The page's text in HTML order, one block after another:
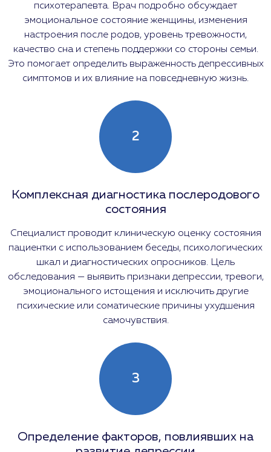
психотерапевта. Врач подробно обсуждает
эмоциональное состояние женщины, изменения
настроения после родов, уровень тревожности,
качество сна и степень поддержки со стороны семьи.
Это помогает определить выраженность депрессивных
симптомов и их влияние на повседневную жизнь.
2
Комплексная диагностика послеродового
состояния
Специалист проводит клиническую оценку состояния
пациентки с использованием беседы, психологических
шкал и диагностических опросников. Цель
обследования — выявить признаки депрессии, тревоги,
эмоционального истощения и исключить другие
психические или соматические причины ухудшения
самочувствия.
3
Определение факторов, повлиявших на